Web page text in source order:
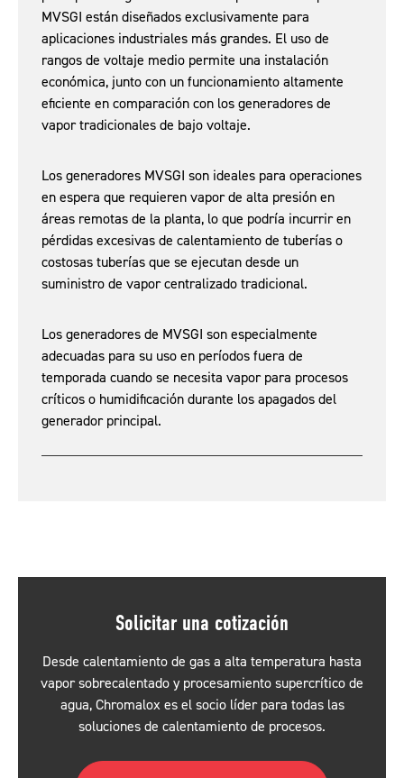
MVSGI están diseñados exclusivamente para
aplicaciones industriales más grandes. El uso de
rangos de voltaje medio permite una instalación
económica, junto con un funcionamiento altamente
eficiente en comparación con los generadores de
vapor tradicionales de bajo voltaje.
Los generadores MVSGI son ideales para operaciones
en espera que requieren vapor de alta presión en
áreas remotas de la planta, lo que podría incurrir en
pérdidas excesivas de calentamiento de tuberías o
costosas tuberías que se ejecutan desde un
suministro de vapor centralizado tradicional.
Los generadores de MVSGI son especialmente
adecuadas para su uso en períodos fuera de
temporada cuando se necesita vapor para procesos
críticos o humidificación durante los apagados del
generador principal.
Solicitar una cotización
Desde calentamiento de gas a alta temperatura hasta
vapor sobrecalentado y procesamiento supercrítico de
agua, Chromalox es el socio líder para todas las
soluciones de calentamiento de procesos.